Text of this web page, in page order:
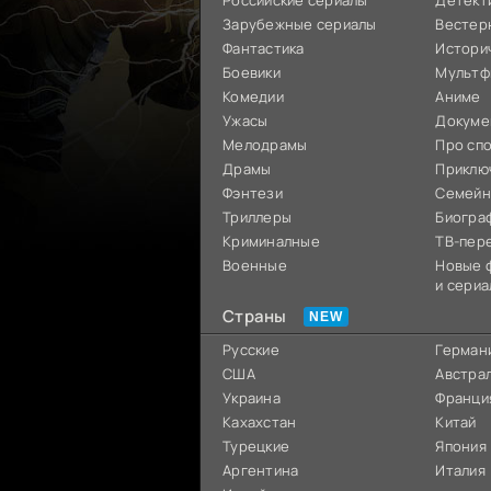
Зарубежные сериалы
Фантастика
Боевики
Комедии
Ужасы
Мелодрамы
Драмы
Фэнтези
Триллеры
Криминалные
Военные
Аниме
Про
ТВ-
Новые
и
Страны
Русские
США
Украина
Кахахстан
Турецкие
Аргентина
Китай
Япония
Италия